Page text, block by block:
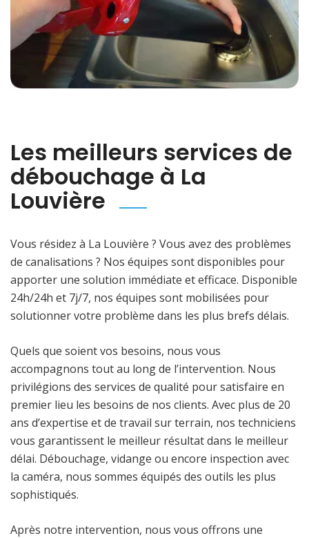
Les meilleurs services de
débouchage à La
Louvière
Vous résidez à La Louvière ? Vous avez des problèmes
de canalisations ? Nos équipes sont disponibles pour
apporter une solution immédiate et efficace. Disponible
24h/24h et 7j/7, nos équipes sont mobilisées pour
solutionner votre problème dans les plus brefs délais.
Quels que soient vos besoins, nous vous
accompagnons tout au long de l’intervention. Nous
privilégions des services de qualité pour satisfaire en
premier lieu les besoins de nos clients. Avec plus de 20
ans d’expertise et de travail sur terrain, nos techniciens
vous garantissent le meilleur résultat dans le meilleur
délai. Débouchage, vidange ou encore inspection avec
la caméra, nous sommes équipés des outils les plus
sophistiqués.
Après notre intervention, nous vous offrons une